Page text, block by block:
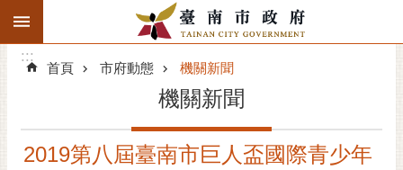
跳到主要內容區塊
搜
階
精彩府城
:::
:::
首頁 市府動態 機關新聞
機關新聞
2019第八屆臺南市巨人盃國際青少年